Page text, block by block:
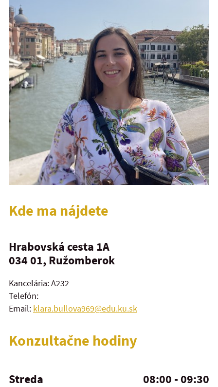
Kde ma nájdete
Hrabovská cesta 1A
034 01, Ružomberok
Kancelária: A232
Telefón:
Email: klara.bullova969@edu.ku.sk
Konzultačne hodiny
Streda 08:00 - 09:30